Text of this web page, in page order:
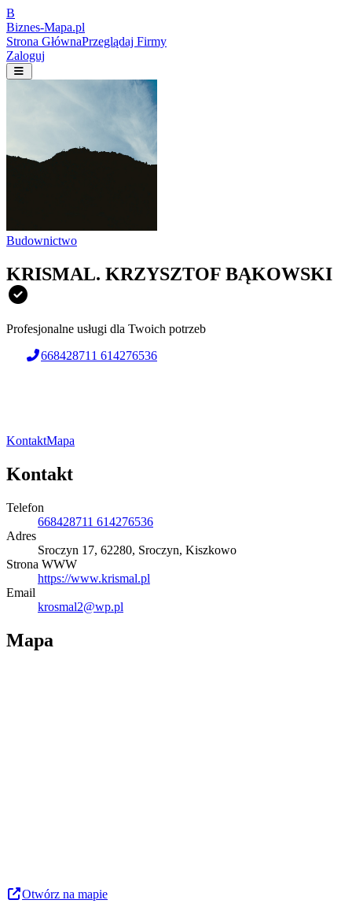
B
Biznes-Mapa.pl
Strona GłównaPrzeglądaj Firmy
Zaloguj
Budownictwo
KRISMAL. KRZYSZTOF BĄKOWSKI
Profesjonalne usługi dla Twoich potrzeb
668428711 614276536
KontaktMapa
Kontakt
Telefon
668428711 614276536
Adres
Sroczyn 17, 62280, Sroczyn, Kiszkowo
Strona WWW
https://www.krismal.pl
Email
krosmal2@wp.pl
Mapa
Otwórz na mapie